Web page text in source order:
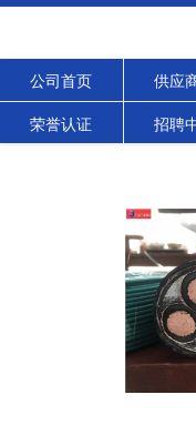
公司首页 供应
荣誉认证 招聘